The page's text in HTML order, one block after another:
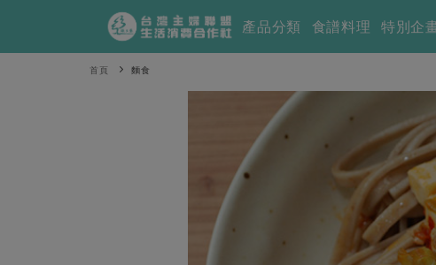
產品分類 食譜料理 特別企
首頁 麵食